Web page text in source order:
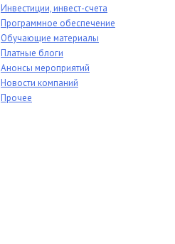
Инвестиции, инвест-счета
Программное обеспечение
Обучающие материалы
Платные блоги
Анонсы мероприятий
Новости компаний
Прочее